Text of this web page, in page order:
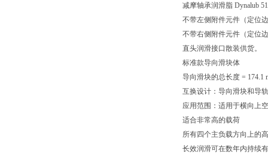
减摩轴承润滑脂 Dynalub
不带左侧附件元件（定位
不带右侧附件元件（定位
直头润滑接口散装供货。
标准款导向滑块体
导向滑块的总长度 = 174.1
互换设计：导向滑块和导
应用范围：适用于横向上
适合非常高的载荷
所有四个主负载方向上的
长效润滑可在数年内持续